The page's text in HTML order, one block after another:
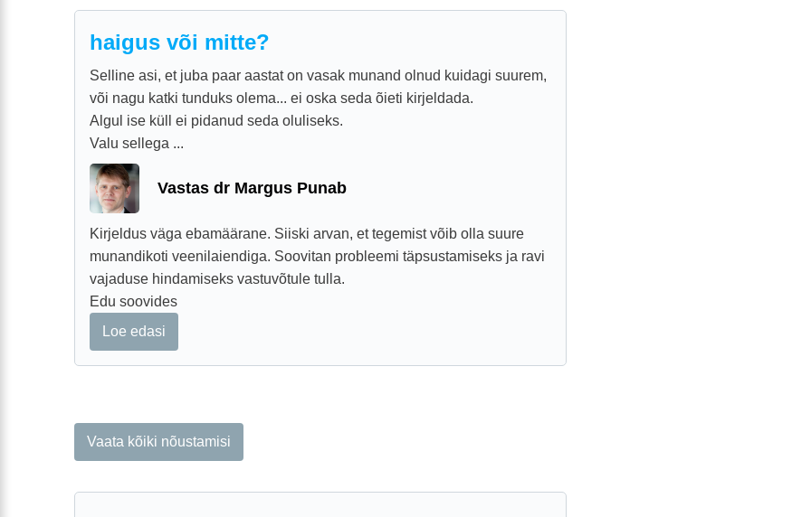
haigus või mitte?
Selline asi, et juba paar aastat on vasak munand olnud kuidagi suurem,
või nagu katki tunduks olema... ei oska seda õieti kirjeldada.
Algul ise küll ei pidanud seda oluliseks.
Valu sellega ...
Vastas dr Margus Punab
Kirjeldus väga ebamäärane. Siiski arvan, et tegemist võib olla suure
munandikoti veenilaiendiga. Soovitan probleemi täpsustamiseks ja ravi
vajaduse hindamiseks vastuvõtule tulla.
Edu soovides
Loe edasi
Vaata kõiki nõustamisi